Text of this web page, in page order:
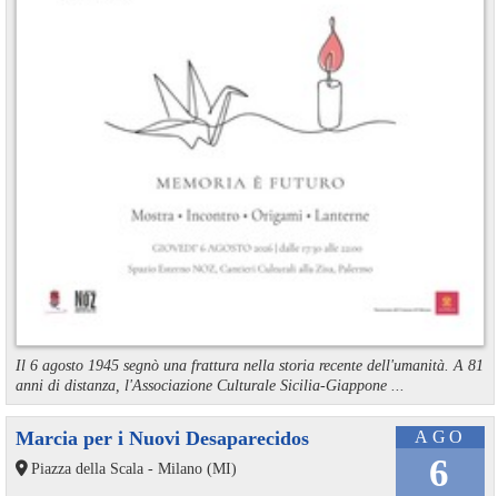
Il 6 agosto 1945 segnò una frattura nella storia recente dell'umanità. A 81
anni di distanza, l'Associazione Culturale Sicilia-Giappone ...
AGO
6
Marcia per i Nuovi Desaparecidos
Piazza della Scala - Milano (MI)